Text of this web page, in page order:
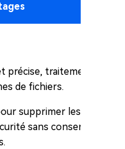
précise, traitement
de fichiers.
supprimer les
sans conserver les